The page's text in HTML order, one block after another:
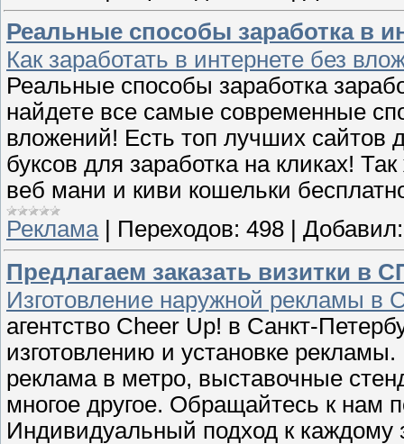
Реальные способы заработка в
Как заработать в интернете без
Реальные способы заработка
найдете все самые современные
вложений! Есть топ лучших сайтов
буксов для заработка на кликах!
веб мани и киви кошельки
Реклама| Переходов: 498
Добавил:
Предлагаем заказать визитки в
Изготовление наружной рекламы в
агентство Cheer Up! в Санкт-
изготовлению и установке
реклама в метро, выставочные
многое другое. Обращайтесь к нам
Индивидуальный подход к